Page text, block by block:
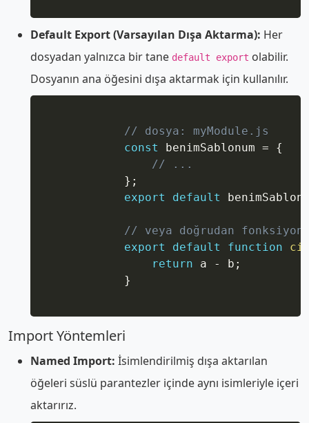
Default Export (Varsayılan Dışa Aktarma): Her
dosyadan yalnızca bir tane default export olabilir.
Dosyanın ana öğesini dışa aktarmak için kullanılır.
// dosya: myModule.js
const
benimSablonum =
{
// ...
} ;
export
default
// veya doğrudan
export
default function
return a - b ;
}
Import Yöntemleri
Named Import: İsimlendirilmiş dışa aktarılan
öğeleri süslü parantezler içinde aynı isimleriyle içeri
aktarırız.